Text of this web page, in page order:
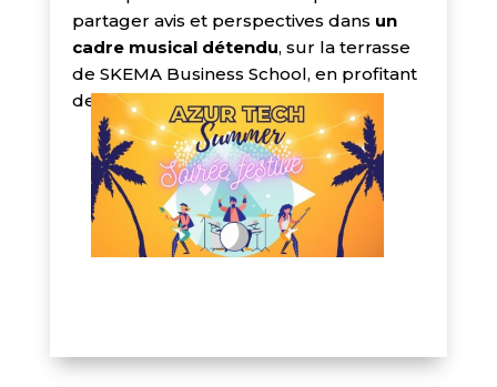
partager avis et perspectives dans un
cadre musical détendu, sur la terrasse
de SKEMA Business School, en profitant
de plusieurs animations.